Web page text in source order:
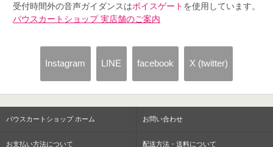
受付時間外の音声ガイダンスはボイスゲート を使用しています。
パウスカートショップ 実店舗のご案内
Instagram LINE facebook X (twitter)
パウスカートショップ ホーム お問い合わせ
お支払い方法について 配送方法・送料について